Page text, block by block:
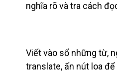
nghĩa rõ và tra cách
Viết vào sổ những từ,
translate, ấn nút loa